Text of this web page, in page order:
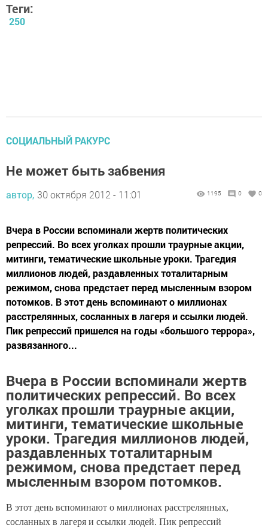
Теги:
250
СОЦИАЛЬНЫЙ РАКУРС
Не может быть забвения
автор, 30 октября 2012 - 11:01 1195 0 0
Вчера в России вспоминали жертв политических
репрессий. Во всех уголках прошли траурные акции,
митинги, тематические школьные уроки. Трагедия
миллионов людей, раздавленных тоталитарным
режимом, снова предстает перед мысленным взором
потомков. В этот день вспоминают о миллионах
расстрелянных, сосланных в лагеря и ссылки людей.
Пик репрессий пришелся на годы «большого террора»,
развязанного...
Вчера в России вспоминали жертв
политических репрессий. Во всех
уголках прошли траурные акции,
митинги, тематические школьные
уроки. Трагедия миллионов людей,
раздавленных тоталитарным
режимом, снова предстает перед
мысленным взором потомков.
В этот день вспоминают о миллионах расстрелянных,
сосланных в лагеря и ссылки людей. Пик репрессий